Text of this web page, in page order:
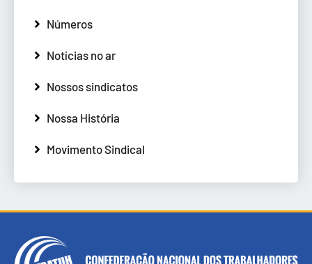
Números
Notícias no ar
Nossos sindicatos
Nossa História
Movimento Sindical